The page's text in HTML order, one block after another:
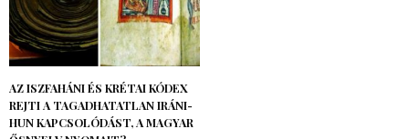
AZ ISZFAHÁNI ÉS KRÉTAI KÓDEX
REJTI A TAGADHATATLAN IRÁNI-
HUN KAPCSOLÓDÁST, A MAGYAR